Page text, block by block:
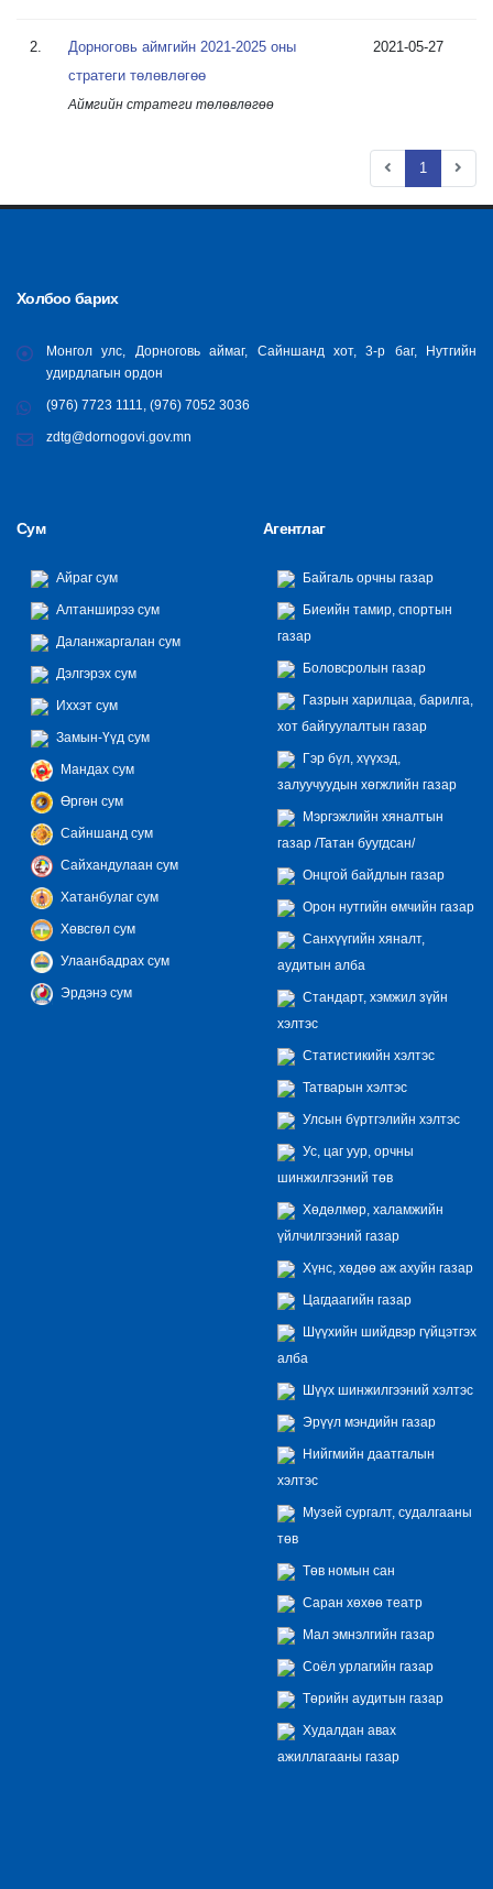
2.
Дорноговь аймгийн 2021-2025 оны
стратеги төлөвлөгөө
Аймгийн стратеги төлөвлөгөө
2021-05-27
1
Холбоо барих
Монгол улс, Дорноговь аймаг, Сайншанд хот, 3-р баг, Нутгийн
удирдлагын ордон
(976) 7723 1111, (976) 7052 3036
zdtg@dornogovi.gov.mn
Сум
Айраг сум
Алтанширээ сум
Даланжаргалан сум
Дэлгэрэх сум
Иххэт сум
Замын-Үүд сум
Мандах сум
Өргөн сум
Сайншанд сум
Сайхандулаан сум
Хатанбулаг сум
Хөвсгөл сум
Улаанбадрах сум
Эрдэнэ сум
Агентлаг
Байгаль орчны газар
Биеийн тамир, спортын
газар
Боловсролын газар
Газрын харилцаа, барилга,
хот байгуулалтын газар
Гэр бүл, хүүхэд,
залуучуудын хөгжлийн газар
Мэргэжлийн хяналтын
газар /Татан буугдсан/
Онцгой байдлын газар
Орон нутгийн өмчийн газар
Санхүүгийн хяналт,
аудитын алба
Стандарт, хэмжил зүйн
хэлтэс
Статистикийн хэлтэс
Татварын хэлтэс
Улсын бүртгэлийн хэлтэс
Ус, цаг уур, орчны
шинжилгээний төв
Хөдөлмөр, халамжийн
үйлчилгээний газар
Хүнс, хөдөө аж ахуйн газар
Цагдаагийн газар
Шүүхийн шийдвэр гүйцэтгэх
алба
Шүүх шинжилгээний хэлтэс
Эрүүл мэндийн газар
Нийгмийн даатгалын
хэлтэс
Музей сургалт, судалгааны
төв
Төв номын сан
Саран хөхөө театр
Мал эмнэлгийн газар
Соёл урлагийн газар
Төрийн аудитын газар
Худалдан авах
ажиллагааны газар